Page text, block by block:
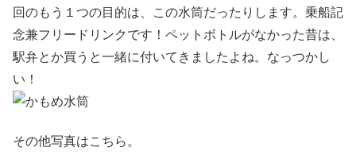
回のもう１つの目的は、この水筒だったりします。乗船記
念兼フリードリンクです！ペットボトルがなかった昔は、
駅弁とか買うと一緒に付いてきましたよね。なっつかし
い！
その他写真はこちら。